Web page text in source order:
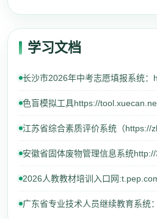
学习文档
长沙市2026年中考志愿填报系统：
色盲模拟工具https://
江苏省综合素质评价系统（https://
安徽省固体废物管理信息系统
2026人教教材培训入口网
广东省专业技术人员继续教育系统